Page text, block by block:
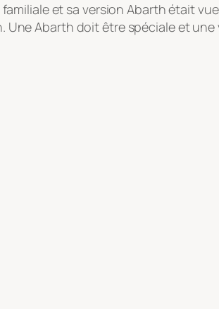
et sa version Abarth était
Une Abarth doit être spéciale et